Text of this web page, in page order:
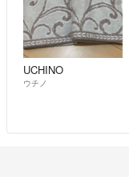
UCHINO
ウチノ